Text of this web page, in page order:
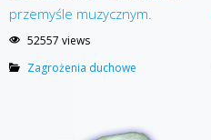
przemyśle muzycznym.
52557 views
Zagrożenia duchowe